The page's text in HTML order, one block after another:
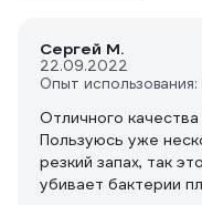
Сергей М.
22.09.2022
Опыт
Отличного
Пользуюсь уже
резкий запах, так
убивает бактерии